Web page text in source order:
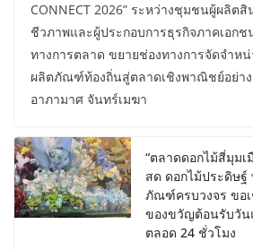
CONNECT 2026” ระหว่างชุมชนผู้ผลิต
ชีวภาพและผู้ประกอบการธุรกิจภาคเอกช
ทางการตลาด ขยายช่องทางการจัดจำห
ผลิตภัณฑ์ท้องถิ่นสู่ตลาดเชิงพาณิชย์อย่า
อาภามาศ จันทร์เมฆา
“ตลาดดอกไม้สี่มุมเ
สด ดอกไม้ประดิษ
ภัณฑ์ครบวงจร ขอ
ของขวัญต้อนรับวัน
ตลอด 24 ชั่วโมง